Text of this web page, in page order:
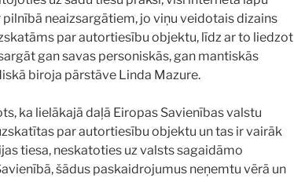
neaizsargātiem, jo viņu veidotais dizains
par autortiesību objektu, līdz ar to liedzot
gan savas personiskās, gan mantiskās
biroja pārstāve Linda Mazure.
ka lielākajā daļā Eiropas Savienības valstu
par autortiesību objektu un tas ir vairāk
tiesa, neskatoties uz valsts sagaidāmo
šādus paskaidrojumus neņemtu vērā un